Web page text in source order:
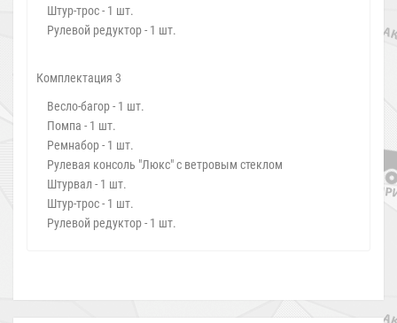
Штур-трос - 1 шт.
Рулевой редуктор - 1 шт.
Комплектация 3
Весло-багор - 1 шт.
Помпа - 1 шт.
Ремнабор - 1 шт.
Рулевая консоль "Люкс" с ветровым стеклом
Штурвал - 1 шт.
Штур-трос - 1 шт.
Рулевой редуктор - 1 шт.